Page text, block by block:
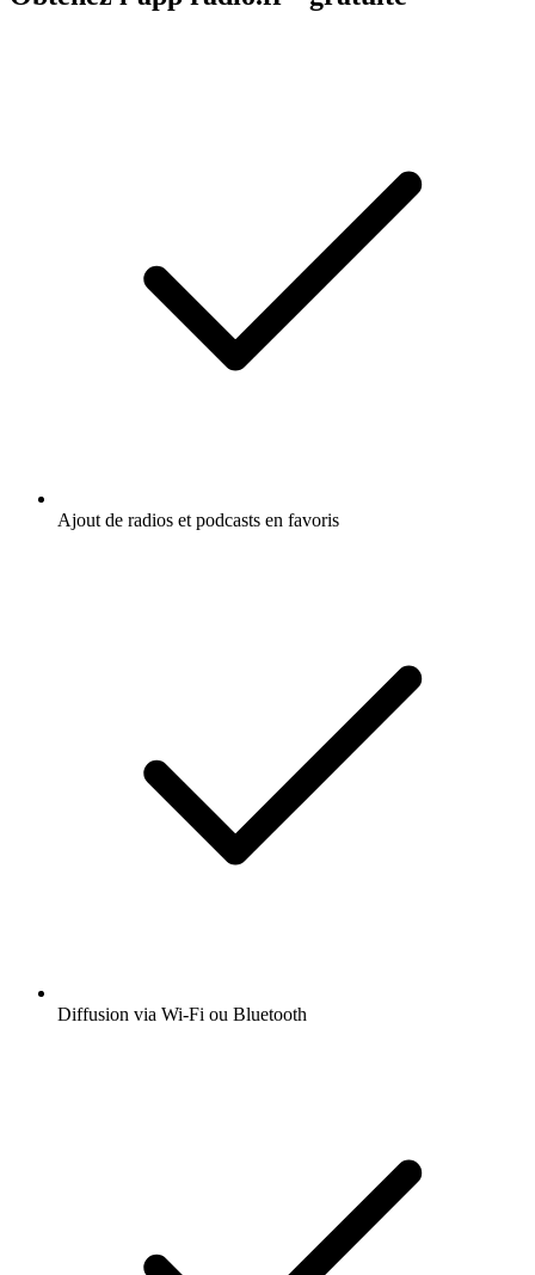
Ajout de radios et podcasts en favoris
Diffusion via Wi-Fi ou Bluetooth